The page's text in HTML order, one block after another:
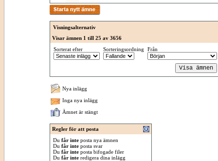
Visningsalternativ
Visar ämnen 1 till 25 av 3656
Sorterat efter
Sorteringsordning Från
Nya inlägg
Inga nya inlägg
Ämnet är stängt
Regler för att posta
Du får inteposta nya ämnen
Du får inteposta svar
Du får inteposta bifogade filer
Du får interedigera dina inlägg